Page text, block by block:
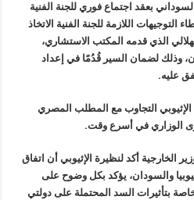
بعقد اجتماع فوري للجنة الفنية
التوجيهات اللازمة للجنة الفنية الاتخاذ
الذي قدمه المكتب الاستشاري،
وذلك لضمان السير قُدُمًا في إعداد
عليه.
التجاوب مع المطلب المصري
الوزاري في أسرع وقت.
الخارجية أكد لنظيرة الإثيوبي أن اتفاق
والسودان، يؤكد بكل وضوح على
بتأثيرات السد المحتملة على دولتي